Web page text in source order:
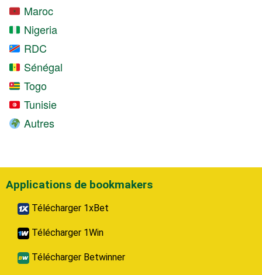
Maroc
Nigeria
RDC
Sénégal
Togo
Tunisie
Autres
Applications de bookmakers
Télécharger 1xBet
Télécharger 1Win
Télécharger Betwinner